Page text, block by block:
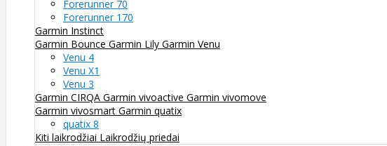
Forerunner 70
Forerunner 170
Garmin Instinct
Garmin Bounce Garmin Lily Garmin Venu
Venu 4
Venu X1
Venu 3
Garmin CIRQA Garmin vivoactive Garmin vivomove
Garmin vivosmart Garmin quatix
quatix 8
Kiti laikrodžiai Laikrodžių priedai